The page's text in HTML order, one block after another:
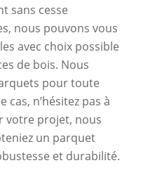
sans cesse
nous pouvons vous
avec choix possible
de bois. Nous
pour toute
cas, n’hésitez pas à
votre projet, nous
un parquet
et durabilité.